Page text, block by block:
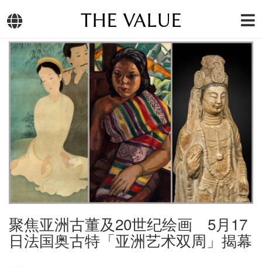
THE VALUE
聚焦亚洲古董及20世纪绘画 5月17
日法国奥古特「亚洲艺术双周」揭幕